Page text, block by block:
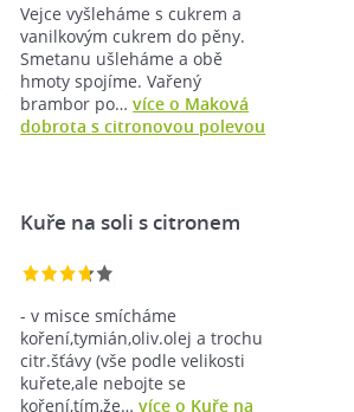
Vejce vyšleháme s cukrem a
vanilkovým cukrem do pěny.
Smetanu ušleháme a obě
hmoty spojíme. Vařený
brambor po…více o Maková
dobrota s citronovou polevou
Kuře na soli s citronem
- v misce smícháme
koření,tymián,oliv.olej a trochu
citr.šťávy (vše podle velikosti
kuřete,ale nebojte se
koření,tím,že…více o Kuře na